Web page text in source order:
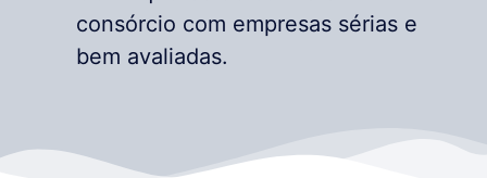
consórcio com empresas sérias e
bem avaliadas.